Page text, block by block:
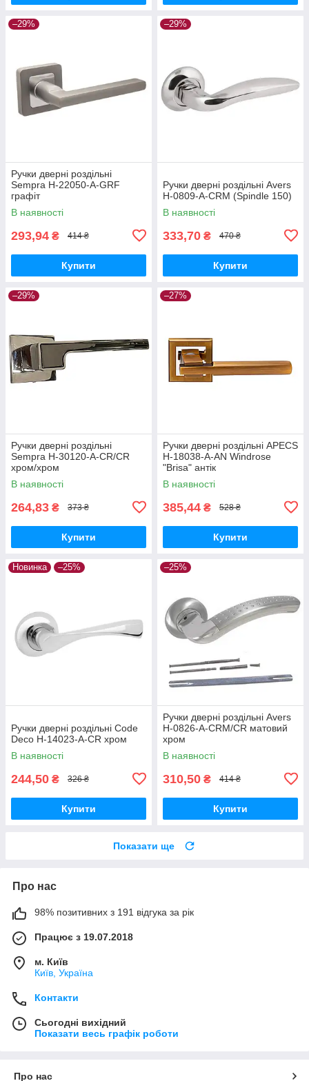
–29%
Ручки дверні роздільні
Sempra H-22050-A-GRF
графіт
В наявності
293,94 ₴ 414 ₴
Купити
–29%
Ручки дверні роздільні Avers
H-0809-A-CRM (Spindle 150)
В наявності
333,70 ₴ 470 ₴
Купити
–29%
Ручки дверні роздільні
Sempra H-30120-A-CR/CR
хром/хром
В наявності
264,83 ₴ 373 ₴
Купити
–27%
Ручки дверні роздільні APECS
H-18038-A-AN Windrose
"Brisa" антік
В наявності
385,44 ₴ 528 ₴
Купити
Новинка –25%
Ручки дверні роздільні Code
Deco H-14023-A-CR хром
В наявності
244,50 ₴ 326 ₴
Купити
–25%
Ручки дверні роздільні Avers
H-0826-A-CRM/CR матовий
хром
В наявності
310,50 ₴ 414 ₴
Купити
Показати ще
Про нас
98% позитивних з 191 відгука за рік
Працює з 19.07.2018
м. Київ
Київ, Україна
Контакти
Сьогодні вихідний
Показати весь графік роботи
Про нас